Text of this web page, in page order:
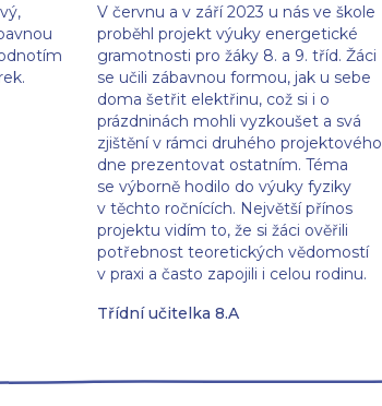
V červnu a v září 2023 u nás ve škole
proběhl projekt výuky energetické
gramotnosti pro žáky 8. a 9. tříd. Žáci
se učili zábavnou formou, jak u sebe
doma šetřit elektřinu, což si i o
prázdninách mohli vyzkoušet a svá
zjištění v rámci druhého projektového
dne prezentovat ostatním. Téma
se výborně hodilo do výuky fyziky
v těchto ročnících. Největší přínos
projektu vidím to, že si žáci ověřili
potřebnost teoretických vědomostí
v praxi a často zapojili i celou rodinu.
Třídní učitelka 8.A